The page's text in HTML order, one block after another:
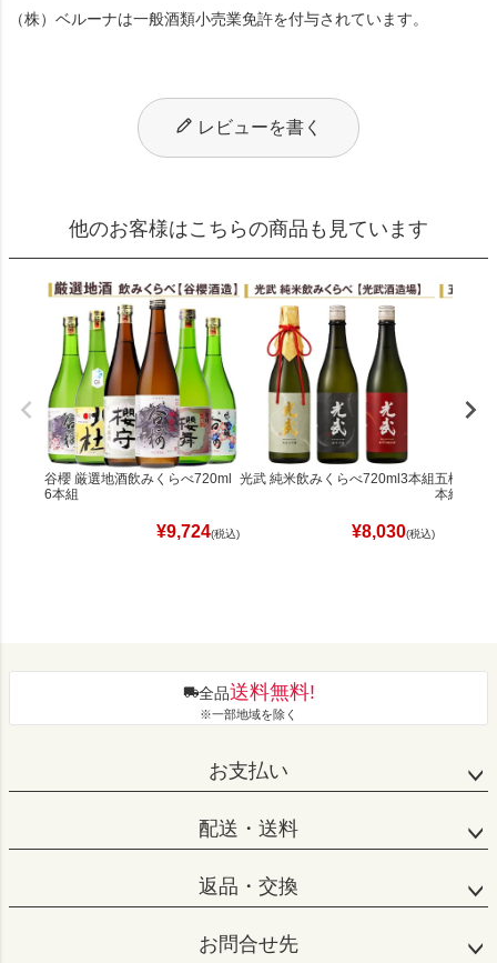
（株）ベルーナは一般酒類小売業免許を付与されています。
レビューを書く
他のお客様はこちらの商品も見ています
谷櫻 厳選地酒飲みくらべ720ml
6本組
¥9,724(税込)
光武 純米飲みくらべ720ml3本組
¥8,030(税込)
五橋 大吟
本組
全品送料無料!
※一部地域を除く
お支払い
配送・送料
返品・交換
お問合せ先